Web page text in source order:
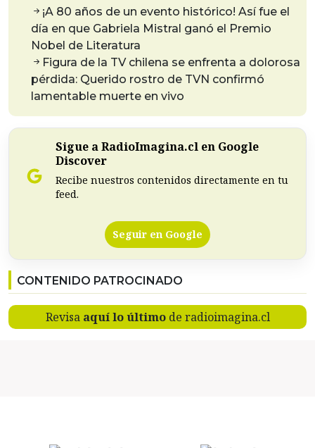
¡A 80 años de un evento histórico! Así fue el
día en que Gabriela Mistral ganó el Premio
Nobel de Literatura
Figura de la TV chilena se enfrenta a dolorosa
pérdida: Querido rostro de TVN confirmó
lamentable muerte en vivo
Sigue a RadioImagina.cl en Google
Discover
Recibe nuestros contenidos directamente en tu
feed.
Seguir en Google
CONTENIDO PATROCINADO
Revisa aquí lo últimode radioimagina.cl